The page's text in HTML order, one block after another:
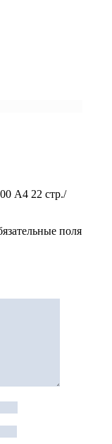
А4 22 стр./
поля